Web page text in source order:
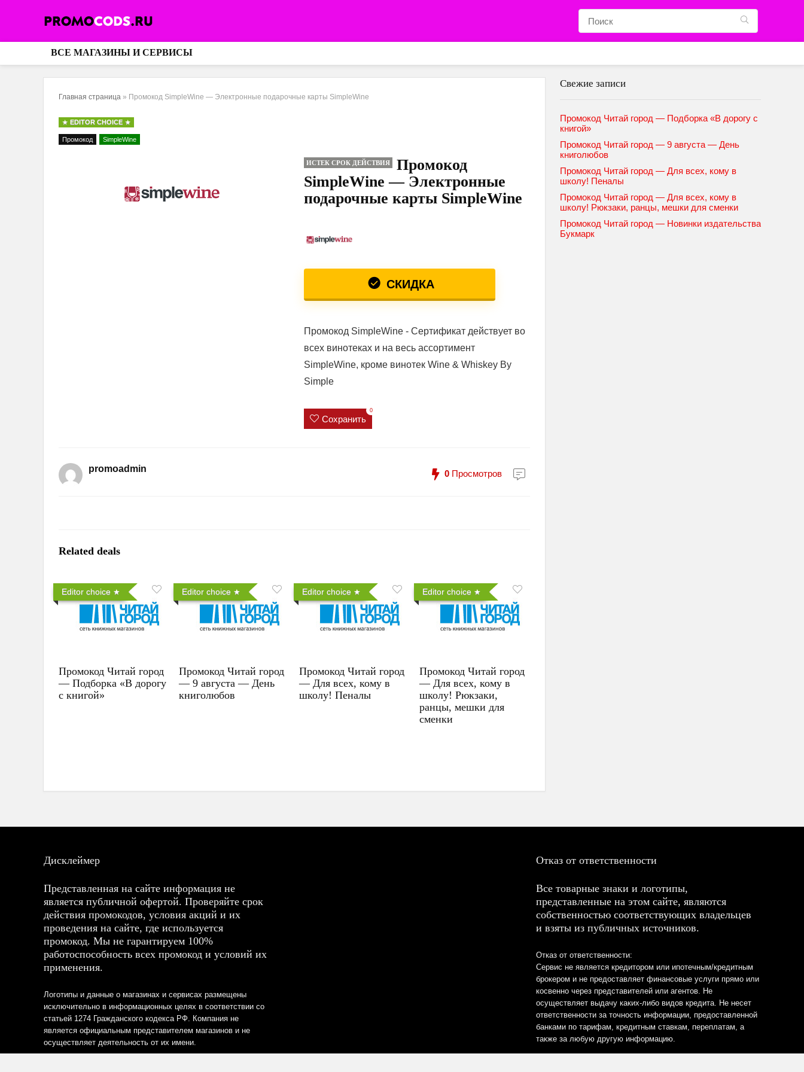
ВСЕ МАГАЗИНЫ И СЕРВИСЫ
Главная страница » Промокод SimpleWine — Электронные подарочные карты SimpleWine
EDITOR CHOICE
Промокод SimpleWine
ИСТЕК СРОК ДЕЙСТВИЯ
Промокод
SimpleWine — Электронные
подарочные карты SimpleWine
СКИДКА
Промокод SimpleWine - Сертификат действует во
всех винотеках и на весь ассортимент
SimpleWine, кроме винотек Wine & Whiskey By
Simple
Сохранить
0
promoadmin 0 Просмотров
Related deals
Editor choice
Промокод Читай город
— Подборка «В дорогу
с книгой»
Editor choice
Промокод Читай город
— 9 августа — День
книголюбов
Editor choice
Промокод Читай город
— Для всех, кому в
школу! Пеналы
Editor choice
Промокод Читай город
— Для всех, кому в
школу! Рюкзаки,
ранцы, мешки для
сменки
Свежие записи
Промокод Читай город — Подборка «В дорогу с
книгой»
Промокод Читай город — 9 августа — День
книголюбов
Промокод Читай город — Для всех, кому в
школу! Пеналы
Промокод Читай город — Для всех, кому в
школу! Рюкзаки, ранцы, мешки для сменки
Промокод Читай город — Новинки издательства
Букмарк
Дисклеймер
Представленная на сайте информация не
является публичной офертой. Проверяйте срок
действия промокодов, условия акций и их
проведения на сайте, где используется
промокод. Мы не гарантируем 100%
работоспособность всех промокод и условий их
применения.
Логотипы и данные о магазинах и сервисах размещены
исключительно в информационных целях в соответствии со
статьей 1274 Гражданского кодекса РФ. Компания не
является официальным представителем магазинов и не
осуществляет деятельность от их имени.
Отказ от ответственности
Все товарные знаки и логотипы,
представленные на этом сайте, являются
собственностью соответствующих владельцев
и взяты из публичных источников.
Отказ от ответственности:
Сервис не является кредитором или ипотечным/кредитным
брокером и не предоставляет финансовые услуги прямо или
косвенно через представителей или агентов. Не
осуществляет выдачу каких-либо видов кредита. Не несет
ответственности за точность информации, предоставленной
банками по тарифам, кредитным ставкам, переплатам, а
также за любую другую информацию.